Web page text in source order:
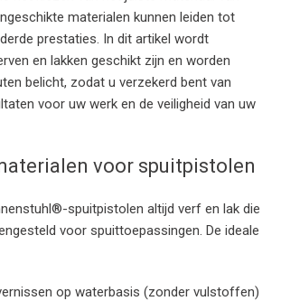
materialen kunnen leiden tot
prestaties. In dit artikel wordt
en lakken geschikt zijn en worden
belicht, zodat u verzekerd bent van
voor uw werk en de veiligheid van uw
voor spuitpistolen
spuitpistolen altijd verf en lak die
voor spuittoepassingen. De ideale
op waterbasis (zonder vulstoffen)